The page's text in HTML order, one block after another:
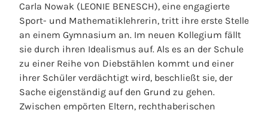
Carla Nowak (LEONIE BENESCH), eine engagierte
Sport- und Mathematiklehrerin, tritt ihre erste Stelle
an einem Gymnasium an. Im neuen Kollegium fällt
sie durch ihren Idealismus auf. Als es an der Schule
zu einer Reihe von Diebstählen kommt und einer
ihrer Schüler verdächtigt wird, beschließt sie, der
Sache eigenständig auf den Grund zu gehen.
Zwischen empörten Eltern, rechthaberischen